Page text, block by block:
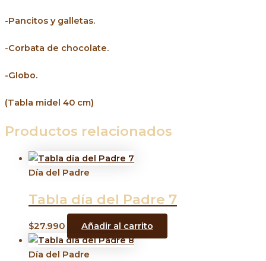
-Pancitos y galletas.
-Corbata de chocolate.
-Globo.
(Tabla midel 40 cm)
Productos relacionados
Día del Padre
Tabla día del Padre 7
$27.990 Añadir al carrito
Día del Padre